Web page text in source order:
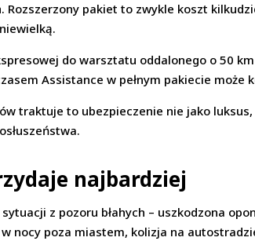
Rozszerzony pakiet to zwykle koszt
do warsztatu oddalonego o 50
Assistance w pełnym pakiecie
traktuje to ubezpieczenie nie jako luksus,
najbardziej
z pozoru błahych – uszkodzona
nocy poza miastem, kolizja na